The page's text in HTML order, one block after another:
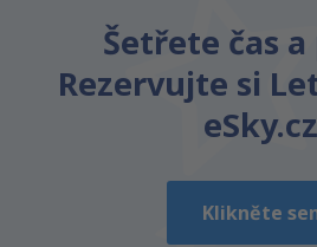
Šetřete čas a
Rezervujte si
Klikněte